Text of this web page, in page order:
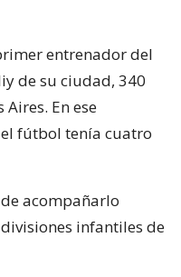
entrenador del
de su ciudad, 340
En ese
fútbol tenía cuatro
acompañarlo
infantiles de